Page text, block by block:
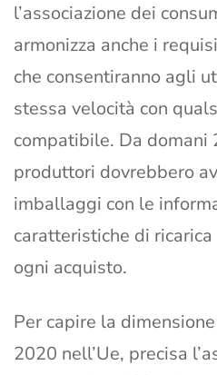
l’associazione dei
armonizza anche i
che consentiranno agli
stessa velocità con
compatibile. Da domani
produttori dovrebbero
imballaggi con le
caratteristiche di
ogni acquisto.
Per capire la
2020 nell’Ue, precisa